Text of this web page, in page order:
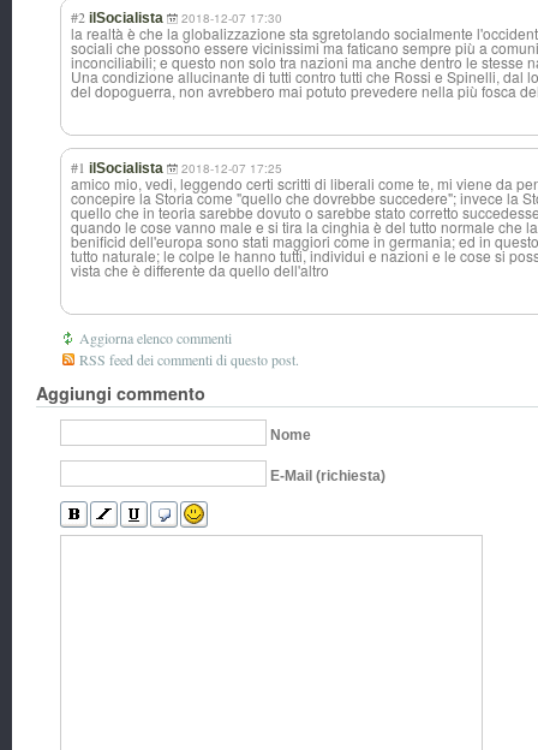
#2 ilSocialista 2018-12-07 17:30
la realtà è che la globalizzazione sta sgretolando socialmente
sociali che possono essere vicinissimi ma faticano sempre più a
inconciliabili; e questo non solo tra nazioni ma anche dentro le stesse
Una condizione allucinante di tutti contro tutti che Rossi e Spinelli, dal
del dopoguerra, non avrebbero mai potuto prevedere nella più fosca
#1 ilSocialista 2018-12-07 17:25
amico mio, vedi, leggendo certi scritti di liberali come te, mi viene da
concepire la Storia come "quello che dovrebbe succedere"; invece la
quello che in teoria sarebbe dovuto o sarebbe stato corretto
quando le cose vanno male e si tira la cinghia è del tutto normale che
benificid dell'europa sono stati maggiori come in germania; ed in
tutto naturale; le colpe le hanno tutti, individui e nazioni e le cose si
vista che è differente da quello dell'altro
Aggiorna elenco commenti
RSS feed dei commenti di questo post.
Aggiungi commento
Nome
E-Mail (richiesta)